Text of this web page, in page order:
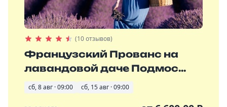
(10 отзывов)
Французский Прованс на
лавандовой даче Подмос...
сб, 8 авг · 09:00 сб, 15 авг · 09:00